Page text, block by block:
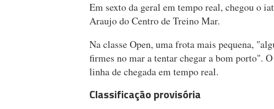
Em sexto da geral em tempo real, chegou o
Araujo do Centro de Treino Mar.
Na classe Open, uma frota mais pequena,
firmes no mar a tentar chegar a bom porto".
linha de chegada em tempo real.
Classificação provisória